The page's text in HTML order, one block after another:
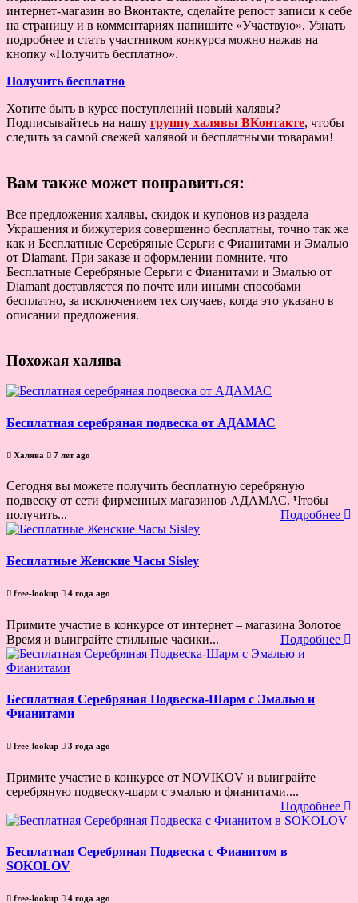
интернет-магазин во Вконтакте, сделайте репост записи к себе
на страницу и в комментариях напишите «Участвую». Узнать
подробнее и стать участником конкурса можно нажав на
кнопку «Получить бесплатно».
Получить бесплатно
Хотите быть в курсе поступлений новый халявы?
Подписывайтесь на нашу группу халявы ВКонтакте, чтобы
следить за самой свежей халявой и бесплатными товарами!
Вам также может понравиться:
Все предложения халявы, скидок и купонов из раздела
Украшения и бижутерия совершенно бесплатны, точно так же
как и Бесплатные Серебряные Серьги с Фианитами и Эмалью
от Diamant. При заказе и оформлении помните, что
Бесплатные Серебряные Серьги с Фианитами и Эмалью от
Diamant доставляется по почте или иными способами
бесплатно, за исключением тех случаев, когда это указано в
описании предложения.
Похожая халява
Бесплатная серебряная подвеска от АДАМАС
Халява 7 лет ago
Сегодня вы можете получить бесплатную серебряную
подвеску от сети фирменных магазинов АДАМАС. Чтобы
получить...
Подробнее
Бесплатные Женские Часы Sisley
free-lookup 4 года ago
Примите участие в конкурсе от интернет – магазина Золотое
Время и выиграйте стильные часики...
Подробнее
Бесплатная Серебряная Подвеска-Шарм с Эмалью и
Фианитами
free-lookup 3 года ago
Примите участие в конкурсе от NOVIKOV и выиграйте
серебряную подвеску-шарм с эмалью и фианитами....
Подробнее
Бесплатная Серебряная Подвеска с Фианитом в
SOKOLOV
free-lookup 4 года ago